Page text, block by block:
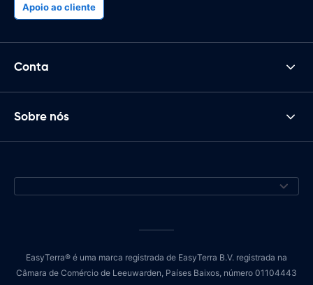
Apoio ao cliente
Conta
Sobre nós
EasyTerra® é uma marca registrada de EasyTerra B.V. registrada na
Câmara de Comércio de Leeuwarden, Países Baixos, número 01104443